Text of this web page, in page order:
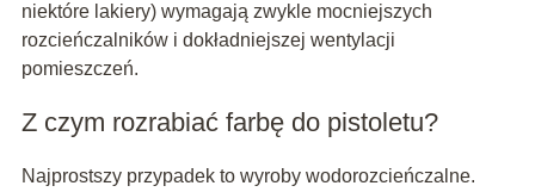
niektóre lakiery) wymagają zwykle mocniejszych
rozcieńczalników i dokładniejszej wentylacji
pomieszczeń.
Z czym rozrabiać farbę do pistoletu?
Najprostszy przypadek to wyroby wodorozcieńczalne.